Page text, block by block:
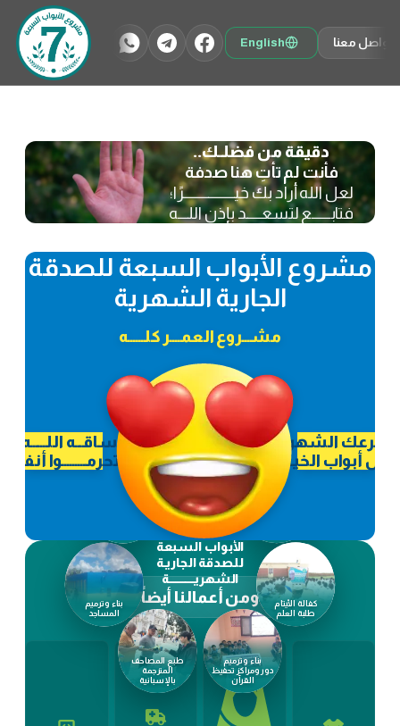
إلى
المحتوى
تواصل معنا English
دقيقة من فضلــك..
فأنت لم تأتِ هنا صدفة
لعل الله أراد بك خيــــــــــــــــــــرًا؛
فتابـــــــع لتسعــــــد بإذن اللــــه
مشروع الأبواب السبعة للصدقة
الجارية الشهرية
مشـــروع العمــــر كلــــــه
الشهري يوزع
أبواب الخيــــر هذه
خيـــــر ساقـــه اللــــــه
فـــــلا تحرمـــــــــوا
الأبواب السبعة
للصدقة الجاريـة
الشهريـــــــــــــــة
حفر الآبار
وسقيا الماء
إطعام الفقراء
كفالة الأيتام
طلبة العلم
بناء وترميم
دور ومراكز تحفيظ
القرآن
طبع المصاحف
المترجمة
بالإسبانية
بناء وترميم
المساجد
ومن أعمالنا أيضاً